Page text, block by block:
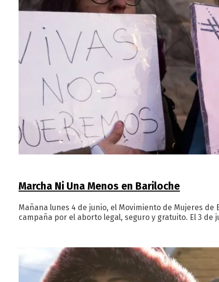
Marcha Ni Una Menos en Bariloche
Mañana lunes 4 de junio, el Movimiento de Mujeres
campaña por el aborto legal, seguro y gratuito. El 3